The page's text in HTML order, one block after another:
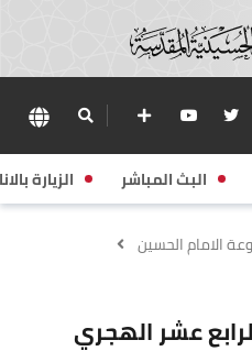
البث المباشر الزيارة
الامام الحسين